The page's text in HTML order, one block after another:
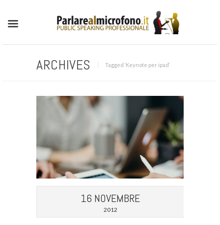
ARCHIVES Tagged ‘Keynote per ipad‘
16 NOVEMBRE
2012